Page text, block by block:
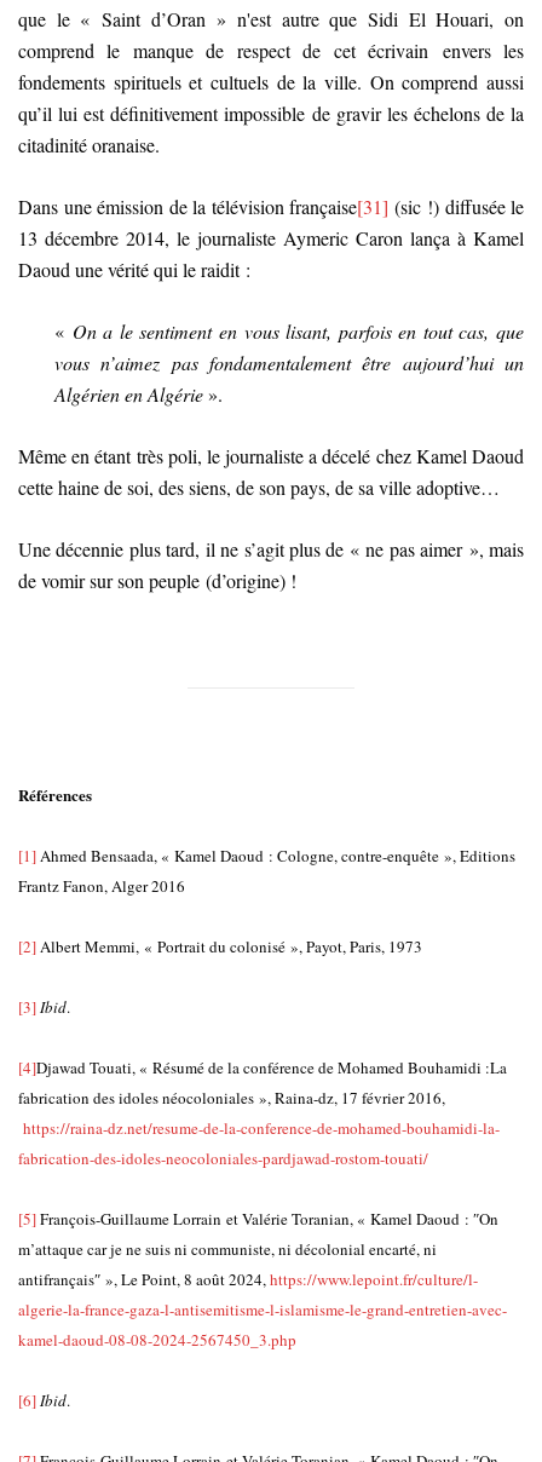
que le « Saint d’Oran » n'est autre que Sidi El Houari, on
comprend le manque de respect de cet écrivain envers les
fondements spirituels et cultuels de la ville. On comprend aussi
qu’il lui est définitivement impossible de gravir les échelons de la
citadinité oranaise.
Dans une émission de la télévision française[31] (sic !) diffusée le
13 décembre 2014, le journaliste Aymeric Caron lança à Kamel
Daoud une vérité qui le raidit :
« On a le sentiment en vous lisant, parfois en tout cas, que
vous n’aimez pas fondamentalement être aujourd’hui un
Algérien en Algérie».
Même en étant très poli, le journaliste a décelé chez Kamel Daoud
cette haine de soi, des siens, de son pays, de sa ville adoptive…
Une décennie plus tard, il ne s’agit plus de « ne pas aimer », mais
de vomir sur son peuple (d’origine) !
Références
[1]Ahmed Bensaada, « Kamel Daoud : Cologne, contre-enquête », Editions
Frantz Fanon, Alger 2016
[2]Albert Memmi, « Portrait du colonisé », Payot, Paris, 1973
[3]Ibid.
[4]Djawad Touati, « Résumé de la conférence de Mohamed Bouhamidi :La
fabrication des idoles néocoloniales », Raina-dz, 17 février 2016,
https://raina-dz.net/resume-de-la-conference-de-mohamed-bouhamidi-la-
fabrication-des-idoles-neocoloniales-pardjawad-rostom-touati/
[5]François-Guillaume Lorrain et Valérie Toranian, « Kamel Daoud : ″On
m’attaque car je ne suis ni communiste, ni décolonial encarté, ni
antifrançais″ », Le Point, 8 août 2024,https://www.lepoint.fr/culture/l-
algerie-la-france-gaza-l-antisemitisme-l-islamisme-le-grand-entretien-avec-
kamel-daoud-08-08-2024-2567450_3.php
[6]Ibid.